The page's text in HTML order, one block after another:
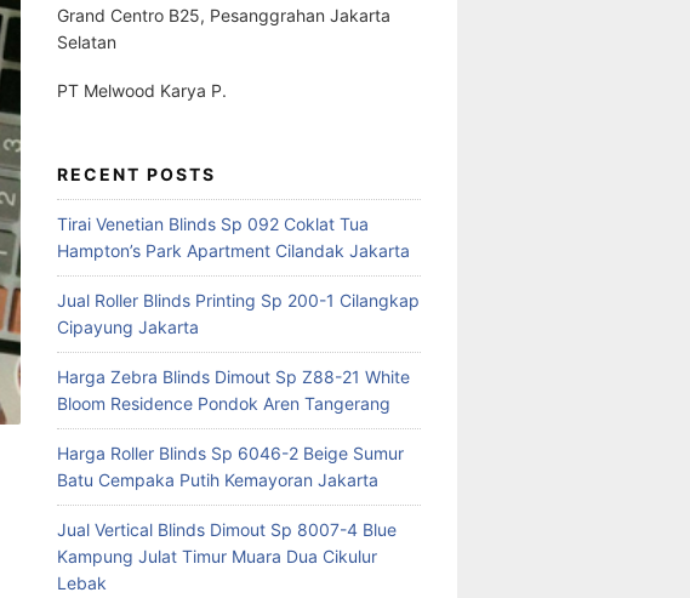
Grand Centro B25, Pesanggrahan Jakarta
Selatan
PT Melwood Karya P.
RECENT POSTS
Tirai Venetian Blinds Sp 092 Coklat Tua
Hampton’s Park Apartment Cilandak Jakarta
Jual Roller Blinds Printing Sp 200-1 Cilangkap
Cipayung Jakarta
Harga Zebra Blinds Dimout Sp Z88-21 White
Bloom Residence Pondok Aren Tangerang
Harga Roller Blinds Sp 6046-2 Beige Sumur
Batu Cempaka Putih Kemayoran Jakarta
Jual Vertical Blinds Dimout Sp 8007-4 Blue
Kampung Julat Timur Muara Dua Cikulur
Lebak